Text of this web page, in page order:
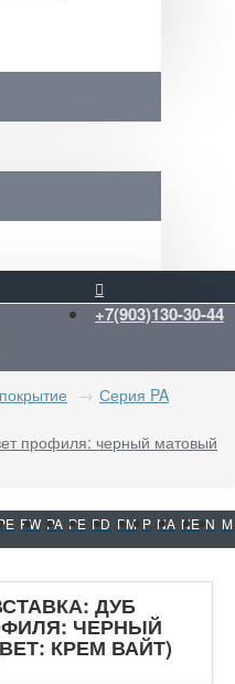
+7(903)130-30-44
Серия PA
профиля: черный матовый
PW PA PE PD PM P NA NE N M
ДУБ
ЧЕРНЫЙ
КРЕМ ВАЙТ)